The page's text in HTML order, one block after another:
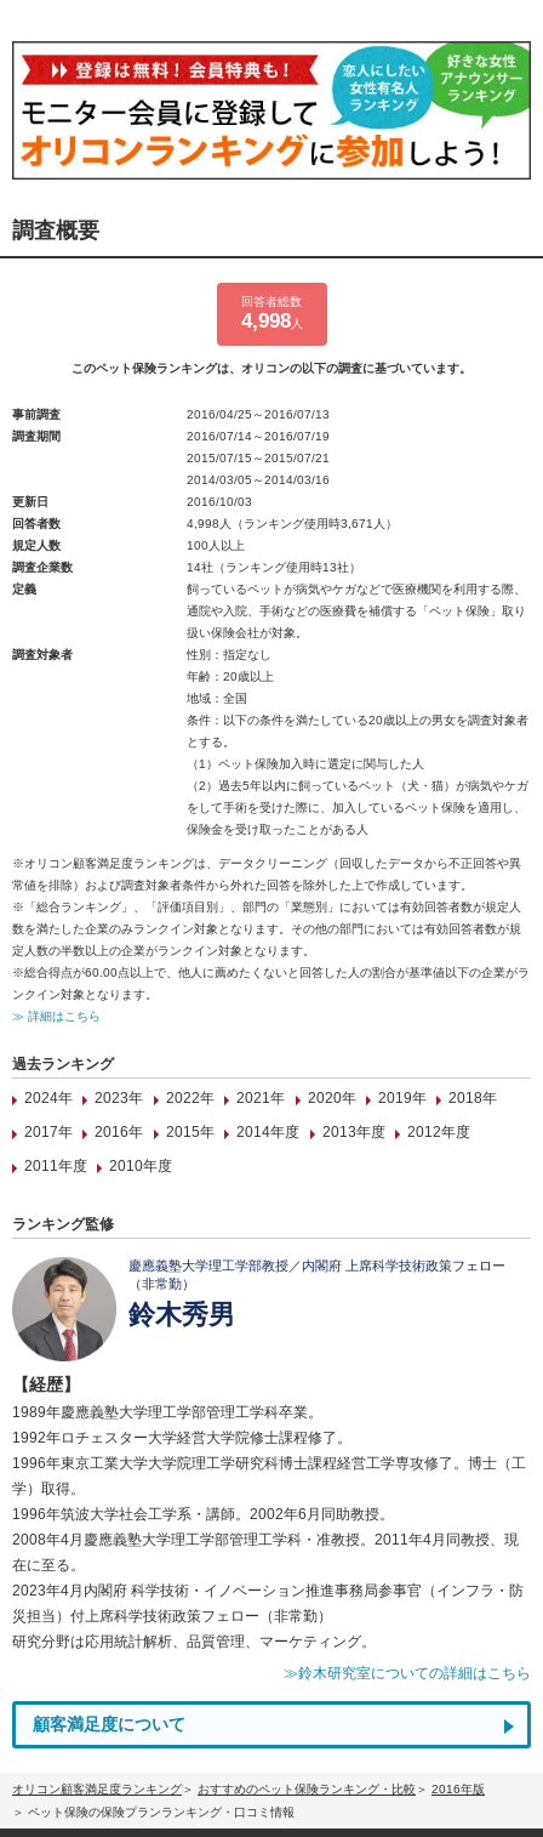
調査概要
回答者総数
4,998人
このペット保険ランキングは、オリコンの以下の調査に基づいています。
事前調査
2016/04/25～2016/07/13
調査期間
2016/07/14～2016/07/19
2015/07/15～2015/07/21
2014/03/05～2014/03/16
更新日
2016/10/03
回答者数
4,998人（ランキング使用時3,671人）
規定人数
100人以上
調査企業数
14社（ランキング使用時13社）
定義
飼っているペットが病気やケガなどで医療機関を利用する際、
通院や入院、手術などの医療費を補償する「ペット保険」取り
扱い保険会社が対象。
調査対象者
性別：指定なし
年齢：20歳以上
地域：全国
条件：以下の条件を満たしている20歳以上の男女を調査対象者
とする。
（1）ペット保険加入時に選定に関与した人
（2）過去5年以内に飼っているペット（犬・猫）が病気やケガ
をして手術を受けた際に、加入しているペット保険を適用し、
保険金を受け取ったことがある人
※オリコン顧客満足度ランキングは、データクリーニング（回収したデータから不正回答や異
常値を排除）および調査対象者条件から外れた回答を除外した上で作成しています。
※「総合ランキング」、「評価項目別」、部門の「業態別」においては有効回答者数が規定人
数を満たした企業のみランクイン対象となります。その他の部門においては有効回答者数が規
定人数の半数以上の企業がランクイン対象となります。
※総合得点が60.00点以上で、他人に薦めたくないと回答した人の割合が基準値以下の企業がラ
ンクイン対象となります。
≫ 詳細はこちら
過去ランキング
2024年
2023年 2022年 2021年 2020年 2019年
2018年
2017年
2016年 2015年 2014年度 2013年度
2012年度
2011年度
2010年度
ランキング監修
慶應義塾大学理工学部教授／内閣府 上席科学技術政策フェロー
（非常勤）
鈴木秀男
【経歴】
1989年慶應義塾大学理工学部管理工学科卒業。
1992年ロチェスター大学経営大学院修士課程修了。
1996年東京工業大学大学院理工学研究科博士課程経営工学専攻修了。博士（工
学）取得。
1996年筑波大学社会工学系・講師。2002年6月同助教授。
2008年4月慶應義塾大学理工学部管理工学科・准教授。2011年4月同教授、現
在に至る。
2023年4月内閣府 科学技術・イノベーション推進事務局参事官（インフラ・防
災担当）付上席科学技術政策フェロー（非常勤）
研究分野は応用統計解析、品質管理、マーケティング。
≫鈴木研究室についての詳細はこちら
顧客満足度について
オリコン顧客満足度ランキング おすすめのペット保険ランキング・比較
2016年版
ペット保険の保険プランランキング・口コミ情報